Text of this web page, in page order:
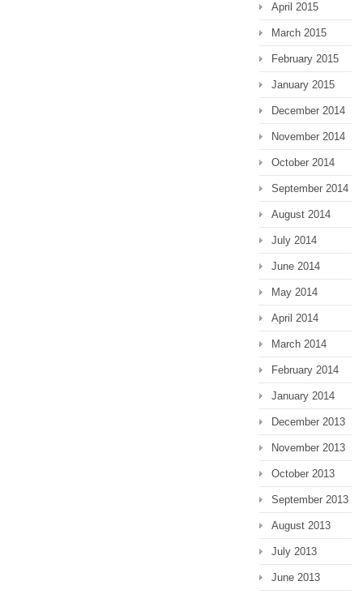
April 2015
March 2015
February 2015
January 2015
December 2014
November 2014
October 2014
September 2014
August 2014
July 2014
June 2014
May 2014
April 2014
March 2014
February 2014
January 2014
December 2013
November 2013
October 2013
September 2013
August 2013
July 2013
June 2013